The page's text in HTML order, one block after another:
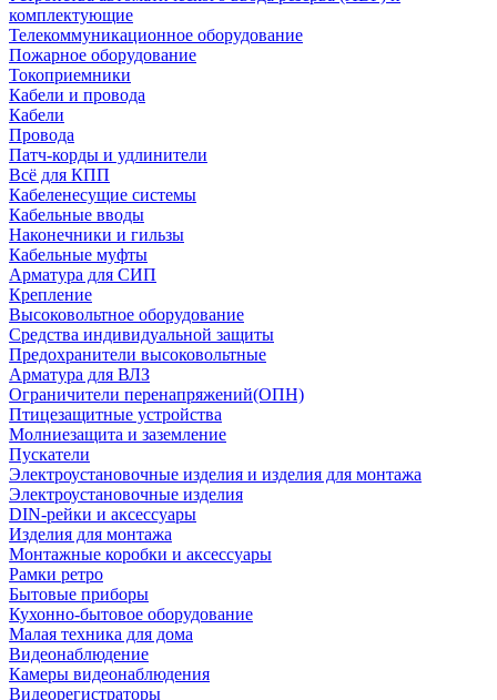
комплектующие
Телекоммуникационное оборудование
Пожарное оборудование
Токоприемники
Кабели и провода
Кабели
Провода
Патч-корды и удлинители
Всё для КПП
Кабеленесущие системы
Кабельные вводы
Наконечники и гильзы
Кабельные муфты
Арматура для СИП
Крепление
Высоковольтное оборудование
Средства индивидуальной защиты
Предохранители высоковольтные
Арматура для ВЛЗ
Ограничители перенапряжений(ОПН)
Птицезащитные устройства
Молниезащита и заземление
Пускатели
Электроустановочные изделия и изделия для монтажа
Электроустановочные изделия
DIN-рейки и аксессуары
Изделия для монтажа
Монтажные коробки и аксессуары
Рамки ретро
Бытовые приборы
Кухонно-бытовое оборудование
Малая техника для дома
Видеонаблюдение
Камеры видеонаблюдения
Видеорегистраторы